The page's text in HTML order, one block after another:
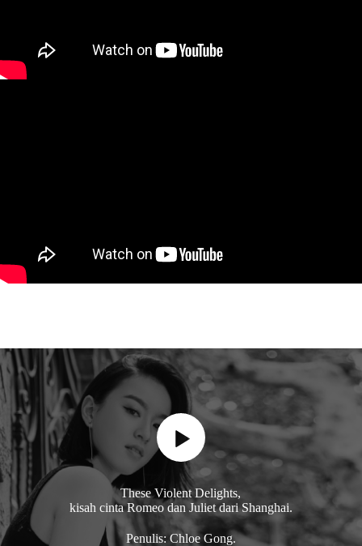
These Violent Delights,
kisah cinta Romeo dan Juliet dari Shanghai.
Penulis: Chloe Gong.